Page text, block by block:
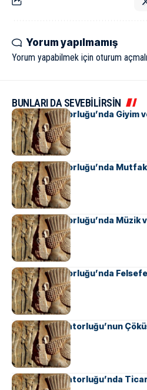
Yorum yapılmamış
Yorum yapabilmek için oturum
BUNLARI DA SEVEBİLİRSİN
Pers İmparatorluğu’nda Giyim
Pers İmparatorluğu’nda
Pers İmparatorluğu’nda Müzik
Pers İmparatorluğu’nda
Sasani İmparatorluğu’nun
Sasani İmparatorluğu’nda